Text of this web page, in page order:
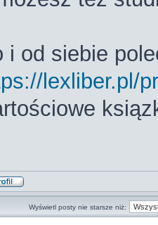
i od siebie
lexliber.pl/
Wyświetl posty nie starsze niż: